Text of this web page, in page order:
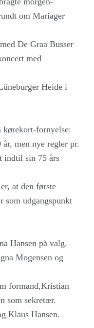
om Mariager
De Graa Busser
med
Heide i
kørekort-fornyelse:
men nye regler pr.
indtil sin 75 års
at den første
som udgangspunkt
Hansen på valg.
Mogensen og
formand,Kristian
som sekretær.
Klaus Hansen.